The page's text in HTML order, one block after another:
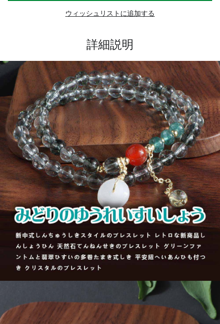
ウィッシュリストに追加する
詳細説明